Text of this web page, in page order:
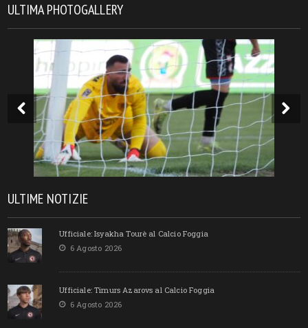
ULTIMA PHOTOGALLERY
ULTIME NOTIZIE
Ufficiale: Isyakha Tourè al Calcio Foggia
6 Agosto 2026
Ufficiale: Timurs Azarovs al Calcio Foggia
6 Agosto 2026